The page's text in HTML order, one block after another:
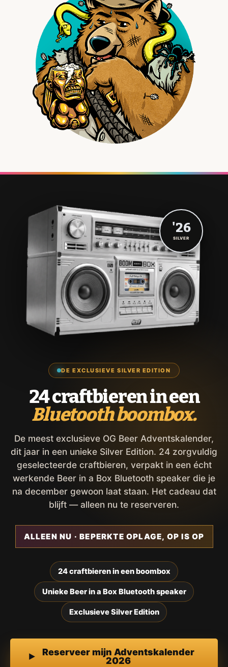
DE EXCLUSIEVE SILVER EDITION
24 craftbieren in een
Bluetooth boombox.
De meest exclusieve OG Beer Adventskalender,
dit jaar in een unieke Silver Edition. 24 zorgvuldig
geselecteerde craftbieren, verpakt in een écht
werkende Beer in a Box Bluetooth speaker die je
na december gewoon laat staan. Het cadeau dat
blijft — alleen nu te reserveren.
ALLEEN NU · BEPERKTE OPLAGE, OP IS OP
24 craftbieren in een boombox
Unieke Beer in a Box Bluetooth speaker
Exclusieve Silver Edition
Reserveer mijn Adventskalender
2026
'26
SILVER